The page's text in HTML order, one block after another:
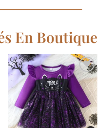
En Boutique
Ajouter
à la
liste de
souhaits